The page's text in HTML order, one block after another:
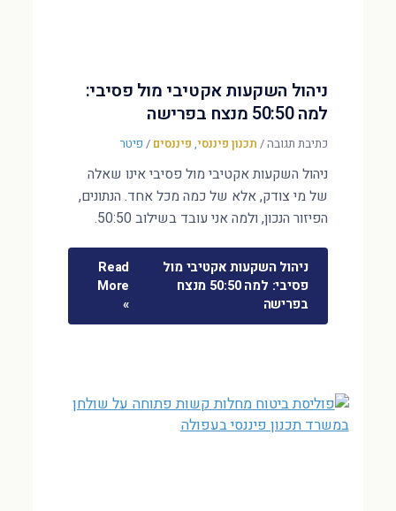
ניהול השקעות אקטיבי מול פסיבי:
למה 50:50 מנצח בפרישה
כתיבת תגובה/ תכנון פיננסי, פיננסים / פיטר
ניהול השקעות אקטיבי מול פסיבי אינו שאלה
של מי צודק, אלא של כמה מכל אחד. הנתונים,
הפיזור הנכון, ולמה אני עובד בשילוב 50:50.
ניהול השקעות אקטיבי מול
פסיבי: למה 50:50 מנצח
בפרישה
Read
More
»